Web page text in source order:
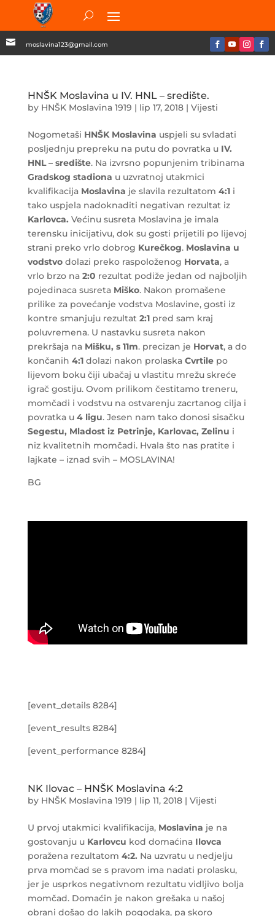
 moslavina123@gmail.com
HNŠK Moslavina u IV. HNL – središte.
by HNŠK Moslavina 1919 | lip 17, 2018| Vijesti
Nogometaši HNŠK Moslavina uspjeli su svladati
posljednju prepreku na putu do povratka uIV.
HNL – središte. Na izvrsno popunjenim tribinama
Gradskog stadiona u uzvratnoj utakmici
kvalifikacija Moslavina je slavila rezultatom 4:1i
tako uspjela nadoknaditi negativan rezultat iz
Karlovca. Većinu susreta Moslavina je imala
terensku inicijativu, dok su gosti prijetili po lijevoj
strani preko vrlo dobrog Kurečkog. Moslavina u
vodstvodolazi preko raspoloženog Horvata, a
vrlo brzona 2:0 rezultat podiže jedan od najboljih
pojedinaca susreta Miško. Nakon promašene
prilike za povećanje vodstva Moslavine, gosti iz
kontre smanjuju rezultat 2:1pred sam kraj
poluvremena. U nastavku susreta nakon
prekršaja na Mišku, s 11m. precizan je Horvat, a do
končanih 4:1dolazi nakon prolaska Cvrtilepo
lijevom boku čiji ubačaj u vlastitu mrežu skreće
igrač gostiju. Ovom prilikom čestitamo treneru,
momčadi i vodstvu na ostvarenju zacrtanog cilja i
povratka u 4 ligu. Jesen nam tako donosi sisačku
Segestu, Mladost iz Petrinje, Karlovac, Zelinu i
niz kvalitetnih momčadi. Hvala što nas pratite i
lajkate – iznad svih – MOSLAVINA!
BG
[event_details 8284]
[event_results 8284]
[event_performance 8284]
NK Ilovac – HNŠK Moslavina 4:2
by HNŠK Moslavina 1919 | lip 11, 2018| Vijesti
U prvoj utakmici kvalifikacija, Moslavina je na
gostovanju u Karlovcu kod domaćinaIlovca
poražena rezultatom 4:2. Na uzvratu u nedjelju
prva momčad se s pravom ima nadati prolasku,
jer je usprkos negativnom rezultatu vidljivo bolja
momčad. Domaćin je nakon grešaka u našoj
obrani došao do lakih pogodaka, pa skoro